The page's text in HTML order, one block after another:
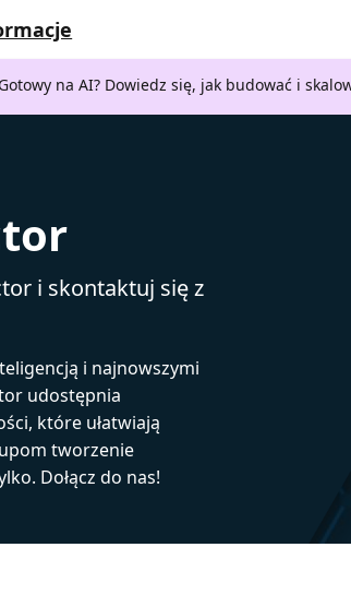
Gotowy na AI? Dowiedz się, jak budować i
i skontaktuj się z
i najnowszymi
udostępnia
które ułatwiają
tworzenie
Dołącz do nas!